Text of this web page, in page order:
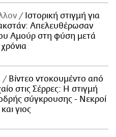
Ιστορική στιγμή για
Απελευθέρωσαν
Αμούρ στη φύση μετά
Βίντεο ντοκουμέντο από
στις Σέρρες: Η στιγμή
σύγκρουσης - Νεκροί
γιος